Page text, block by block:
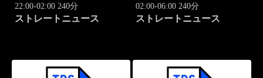
22:00-02:00 240分
ストレートニュース
02:00-06:00 240分
ストレートニュース